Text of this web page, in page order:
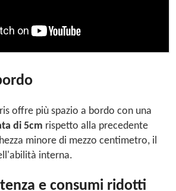
offre più spazio a bordo con una
di 5cm rispetto alla precedente
minore di mezzo centimetro, il
interna.
e consumi ridotti